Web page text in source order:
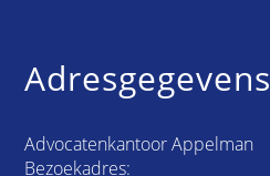
Adresgegevens
Advocatenkantoor Appelman
Bezoekadres: